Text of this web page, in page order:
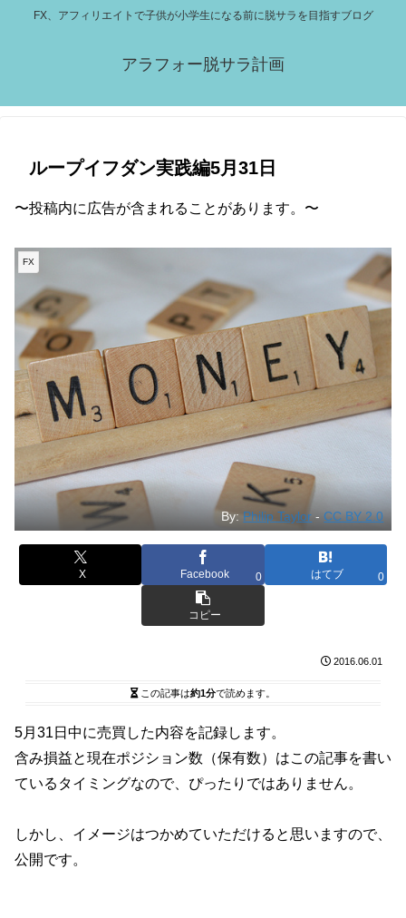
FX、アフィリエイトで子供が小学生になる前に脱サラを目指すブログ
アラフォー脱サラ計画
ループイフダン実践編5月31日
〜投稿内に広告が含まれることがあります。〜
FX
By: Philip Taylor -CC BY 2.0
X Facebook 0 はてブ 0
コピー
2016.06.01
この記事は約1分で読めます。
5月31日中に売買した内容を記録します。
含み損益と現在ポジション数（保有数）はこの記事を書い
ているタイミングなので、ぴったりではありません。
しかし、イメージはつかめていただけると思いますので、
公開です。